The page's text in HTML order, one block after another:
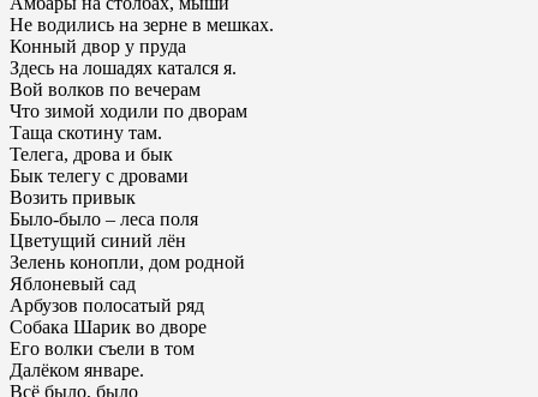
Не водились на зерне в мешках.
Конный двор у пруда
Здесь на лошадях катался я.
Вой волков по вечерам
Что зимой ходили по дворам
Таща скотину там.
Телега, дрова и бык
Бык телегу с дровами
Возить привык
Было-было – леса поля
Цветущий синий лён
Зелень конопли, дом родной
Яблоневый сад
Арбузов полосатый ряд
Собака Шарик во дворе
Его волки съели в том
Далёком январе.
Всё было, было